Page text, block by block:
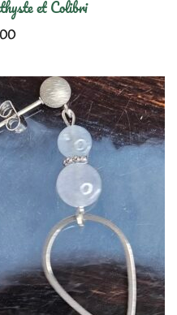
et Colibri